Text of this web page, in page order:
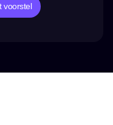
voorstel